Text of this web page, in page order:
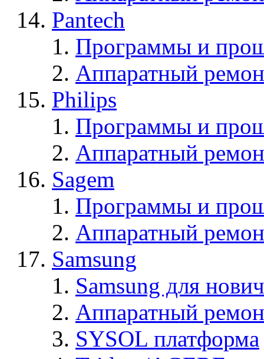
Pantech
Программы и
Аппаратный
Philips
Программы и
Аппаратный
Sagem
Программы и
Аппаратный
Samsung
Samsung для
Аппаратный
SYSOL платформа